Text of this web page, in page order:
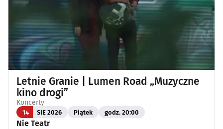
Letnie Granie | Lumen Road „Muzyczne
kino drogi”
Koncerty
14 SIE 2026 Piątek godz. 20:00
Nie Teatr